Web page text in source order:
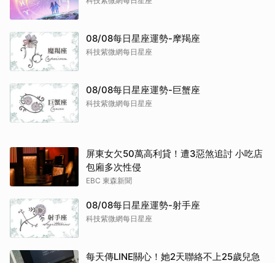
08/08每日星座運勢-摩羯座
科技紫微網每日星座
08/08每日星座運勢-巨蟹座
科技紫微網每日星座
屏東女欠50萬高利貸！遭3惡煞追討 小吃店
包廂多次性侵
EBC 東森新聞
08/08每日星座運勢-射手座
科技紫微網每日星座
每天傳LINE關心！她2天聯絡不上25歲兒急